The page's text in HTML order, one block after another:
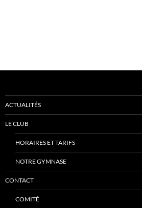
ACTUALITÉS
LE CLUB
HORAIRES ET TARIFS
NOTRE GYMNASE
CONTACT
COMITÉ